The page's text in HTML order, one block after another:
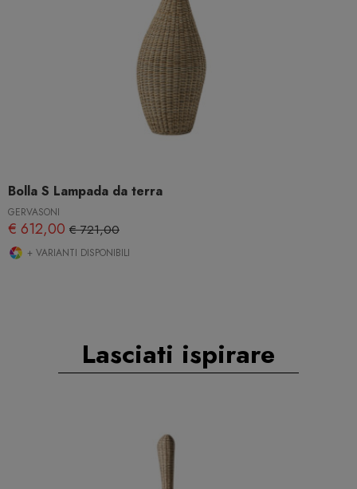
Bolla S Lampada da terra
GERVASONI
€ 612,00 € 721,00
+ VARIANTI DISPONIBILI
Lasciati ispirare